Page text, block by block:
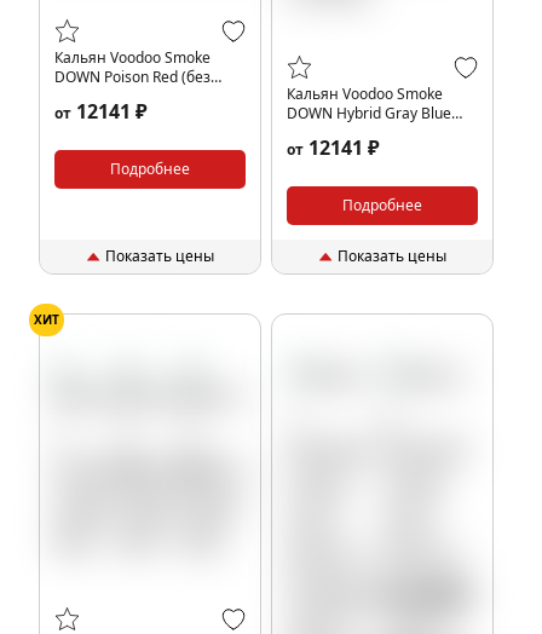
Кальян Voodoo Smoke
DOWN Poison Red (без
от 12141 ₽
Подробнее
Показать цены
Кальян Voodoo Smoke
DOWN Hybrid Gray Blue
от 12141 ₽
Подробнее
Показать цены
ХИТ